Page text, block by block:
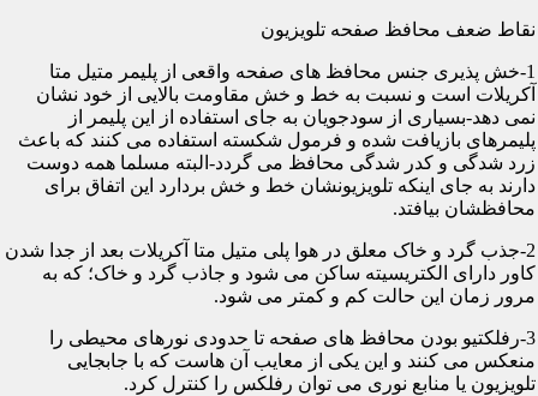
نقاط ضعف محافظ صفحه تلویزیون
1-خش پذیری جنس محافظ های صفحه واقعی از پلیمر متیل متا
آکریلات است و نسبت به خط و خش مقاومت بالایی از خود نشان
نمی دهد-بسیاری از سودجویان به جای استفاده از این پلیمر از
پلیمرهای بازیافت شده و فرمول شکسته استفاده می کنند که باعث
زرد شدگی و کدر شدگی محافظ می گردد-البته مسلما همه دوست
دارند به جای اینکه تلویزیونشان خط و خش بردارد این اتفاق برای
محافظشان بیافتد.
2-جذب گرد و خاک معلق در هوا پلی متیل متا آکریلات بعد از جدا شدن
کاور دارای الکتریسیته ساکن می شود و جاذب گرد و خاک؛ که به
مرور زمان این حالت کم و کمتر می شود.
3-رفلکتیو بودن محافظ های صفحه تا حدودی نورهای محیطی را
منعکس می کنند و این یکی از معایب آن هاست که با جابجایی
تلویزیون یا منابع نوری می توان رفلکس را کنترل کرد.